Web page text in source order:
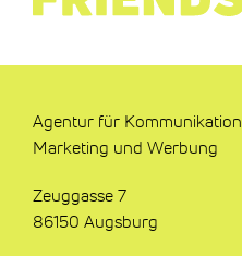
Agentur für Kommunikation,
Marketing und Werbung
Zeuggasse 7
86150 Augsburg